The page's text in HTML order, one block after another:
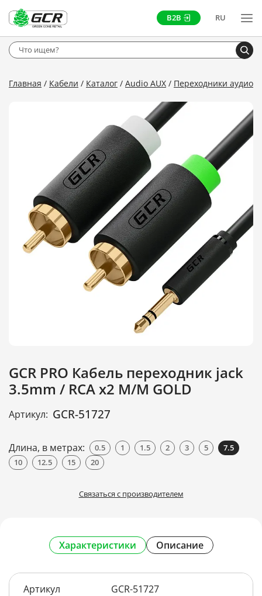
B2B RU
Главная Кабели Каталог Audio AUX Переходники аудио
GCR PRO Кабель переходник jack
3.5mm / RCA x2 M/M GOLD
Артикул: GCR-51727
Длина, в метрах: 0.5 1 1.5 2 3 5
7.5
10
12.5 15 20
Связаться с производителем
Характеристики Описание
Артикул
GCR-51727